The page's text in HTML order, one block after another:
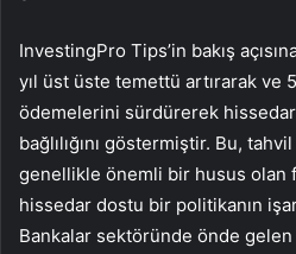
InvestingPro Tips’in bakış
yıl üst üste temettü artırarak ve
ödemelerini sürdürerek
bağlılığını göstermiştir. Bu, tahvil
genellikle önemli bir husus olan
hissedar dostu bir politikanın
Bankalar sektöründe önde gelen